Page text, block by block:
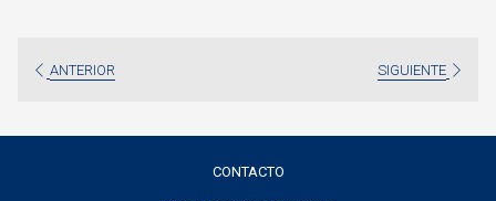
ANTERIOR SIGUIENTE
CONTACTO